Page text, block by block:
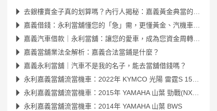
去銀樓賣金子真的划算嗎？內行人揭秘：嘉義黃金典當的隱藏優勢
嘉義借錢：永利當舖懂您的「急」需，更懂黃金、汽機車的真正價值
嘉義汽車借款｜永利當舖：讓您的愛車，成為您資金周轉的最佳夥伴
嘉義當舖業法全解析：嘉義合法當鋪是什麼？
嘉義永利當舖｜汽車不是我的名子，能去當舖借錢嗎？
永利嘉義當舖流當機車：2022年 KYMCO 光陽 雷霆S 150 (SR30JK)
永利嘉義當舖流當機車：2015年 YAMAHA 山葉 勁戰(NXC125R)
永利嘉義當舖流當機車：2014年 YAMAHA 山葉 BWS